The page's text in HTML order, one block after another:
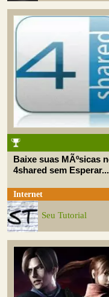
Baixe suas MÃºsicas
4shared sem Esperar...
Internet
Seu Tutorial